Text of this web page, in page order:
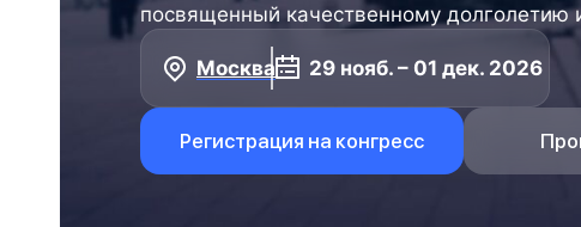
посвященный качественному долголетию
Москва 29 нояб. – 01 дек. 2026
Регистрация на конгресс